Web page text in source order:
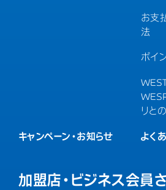
お支
法
ポイ
リと
キャンペーン・お知らせ よく
加盟店・ビジネス会員